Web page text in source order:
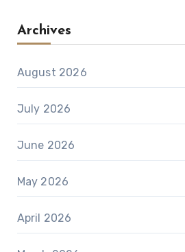
Archives
August 2026
July 2026
June 2026
May 2026
April 2026